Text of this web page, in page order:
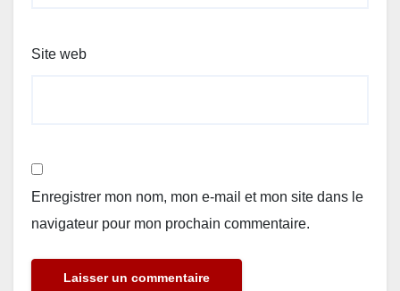
Site web
Enregistrer mon nom, mon e-mail et mon site dans le
navigateur pour mon prochain commentaire.